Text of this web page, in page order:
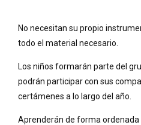
No necesitan su propio
todo el material necesario.
Los niños formarán parte del
podrán participar con sus
certámenes a lo largo del año.
Aprenderán de forma